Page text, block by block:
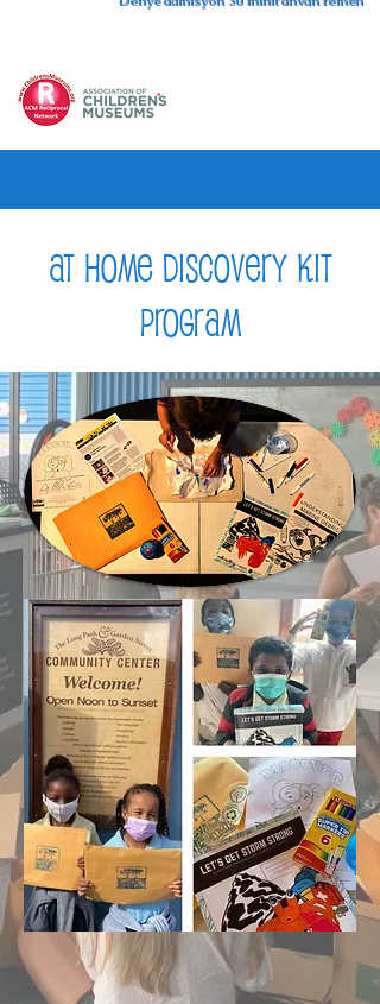
At Home Discovery Kit
Program